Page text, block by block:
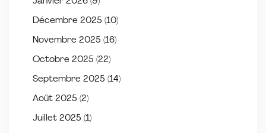
Décembre 2025 (10)
Novembre 2025 (16)
Octobre 2025 (22)
Septembre 2025 (14)
Août 2025 (2)
Juillet 2025 (1)